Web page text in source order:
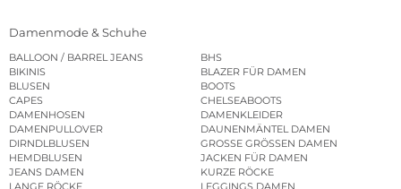
Damenmode & Schuhe
BALLOON / BARREL JEANS
BHS
BIKINIS
BLAZER FÜR DAMEN
BLUSEN
BOOTS
CAPES
CHELSEABOOTS
DAMENHOSEN
DAMENKLEIDER
DAMENPULLOVER
DAUNENMÄNTEL DAMEN
DIRNDLBLUSEN
GROSSE GRÖSSEN DAMEN
HEMDBLUSEN
JACKEN FÜR DAMEN
JEANS DAMEN
KURZE RÖCKE
LANGE RÖCKE
LEGGINGS DAMEN